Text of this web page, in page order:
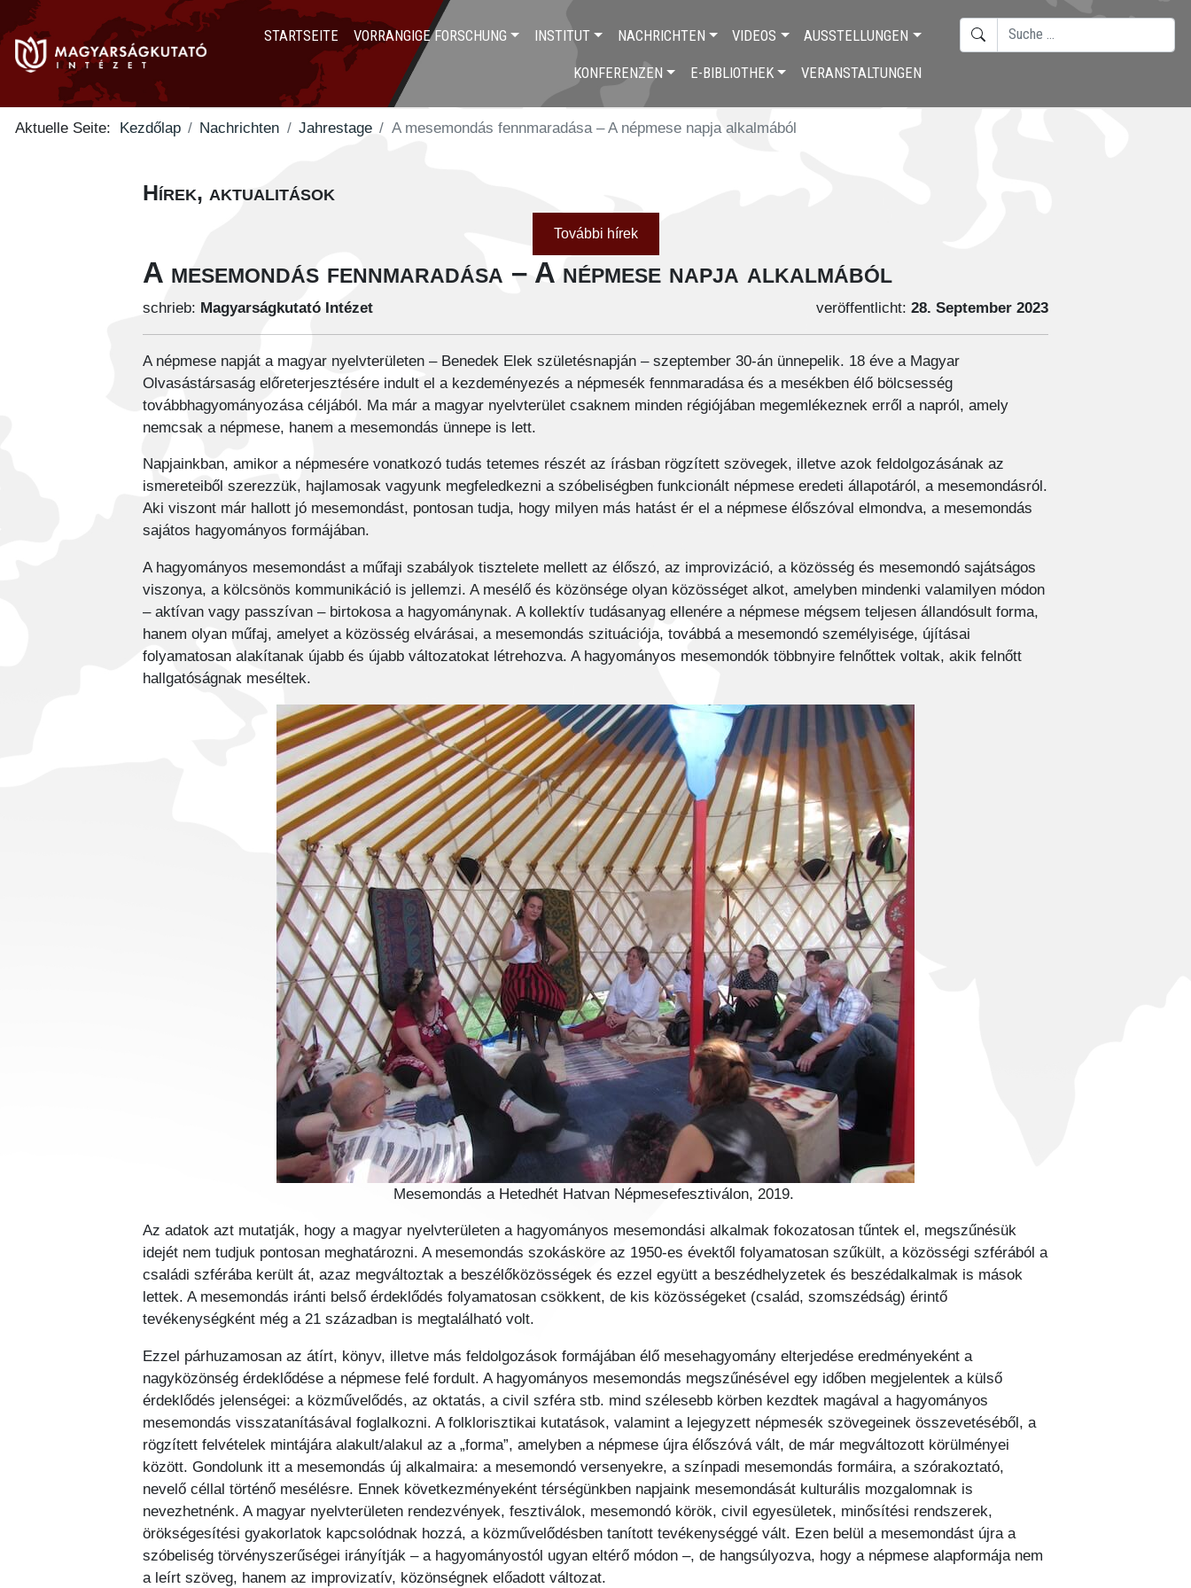
STARTSEITE VORRANGIGE FORSCHUNG INSTITUT NACHRICHTEN VIDEOS AUSSTELLUNGEN
KONFERENZEN E-BIBLIOTHEK VERANSTALTUNGEN
SUCHEN
Aktuelle Seite: Kezdőlap Nachrichten Jahrestage A mesemondás fennmaradása – A népmese napja alkalmából
Hírek, aktualitások
További hírek
A mesemondás fennmaradása – A népmese napja alkalmából
schrieb: Magyarságkutató Intézet veröffentlicht: 28. September 2023
A népmese napját a magyar nyelvterületen – Benedek Elek születésnapján – szeptember 30-án ünnepelik. 18 éve a Magyar
Olvasástársaság előreterjesztésére indult el a kezdeményezés a népmesék fennmaradása és a mesékben élő bölcsesség
továbbhagyományozása céljából. Ma már a magyar nyelvterület csaknem minden régiójában megemlékeznek erről a napról, amely
nemcsak a népmese, hanem a mesemondás ünnepe is lett.
Napjainkban, amikor a népmesére vonatkozó tudás tetemes részét az írásban rögzített szövegek, illetve azok feldolgozásának az
ismereteiből szerezzük, hajlamosak vagyunk megfeledkezni a szóbeliségben funkcionált népmese eredeti állapotáról, a mesemondásról.
Aki viszont már hallott jó mesemondást, pontosan tudja, hogy milyen más hatást ér el a népmese élőszóval elmondva, a mesemondás
sajátos hagyományos formájában.
A hagyományos mesemondást a műfaji szabályok tisztelete mellett az élőszó, az improvizáció, a közösség és mesemondó sajátságos
viszonya, a kölcsönös kommunikáció is jellemzi. A mesélő és közönsége olyan közösséget alkot, amelyben mindenki valamilyen módon
– aktívan vagy passzívan – birtokosa a hagyománynak. A kollektív tudásanyag ellenére a népmese mégsem teljesen állandósult forma,
hanem olyan műfaj, amelyet a közösség elvárásai, a mesemondás szituációja, továbbá a mesemondó személyisége, újításai
folyamatosan alakítanak újabb és újabb változatokat létrehozva. A hagyományos mesemondók többnyire felnőttek voltak, akik felnőtt
hallgatóságnak meséltek.
Mesemondás a Hetedhét Hatvan Népmesefesztiválon, 2019.
Az adatok azt mutatják, hogy a magyar nyelvterületen a hagyományos mesemondási alkalmak fokozatosan tűntek el, megszűnésük
idejét nem tudjuk pontosan meghatározni. A mesemondás szokásköre az 1950-es évektől folyamatosan szűkült, a közösségi szférából a
családi szférába került át, azaz megváltoztak a beszélőközösségek és ezzel együtt a beszédhelyzetek és beszédalkalmak is mások
lettek. A mesemondás iránti belső érdeklődés folyamatosan csökkent, de kis közösségeket (család, szomszédság) érintő
tevékenységként még a 21 században is megtalálható volt.
Ezzel párhuzamosan az átírt, könyv, illetve más feldolgozások formájában élő mesehagyomány elterjedése eredményeként a
nagyközönség érdeklődése a népmese felé fordult. A hagyományos mesemondás megszűnésével egy időben megjelentek a külső
érdeklődés jelenségei: a közművelődés, az oktatás, a civil szféra stb. mind szélesebb körben kezdtek magával a hagyományos
mesemondás visszatanításával foglalkozni. A folklorisztikai kutatások, valamint a lejegyzett népmesék szövegeinek összevetéséből, a
rögzített felvételek mintájára alakult/alakul az a „forma”, amelyben a népmese újra élőszóvá vált, de már megváltozott körülményei
között. Gondolunk itt a mesemondás új alkalmaira: a mesemondó versenyekre, a színpadi mesemondás formáira, a szórakoztató,
nevelő céllal történő mesélésre. Ennek következményeként térségünkben napjaink mesemondását kulturális mozgalomnak is
nevezhetnénk. A magyar nyelvterületen rendezvények, fesztiválok, mesemondó körök, civil egyesületek, minősítési rendszerek,
örökségesítési gyakorlatok kapcsolódnak hozzá, a közművelődésben tanított tevékenységgé vált. Ezen belül a mesemondást újra a
szóbeliség törvényszerűségei irányítják – a hagyományostól ugyan eltérő módon –, de hangsúlyozva, hogy a népmese alapformája nem
a leírt szöveg, hanem az improvizatív, közönségnek előadott változat.